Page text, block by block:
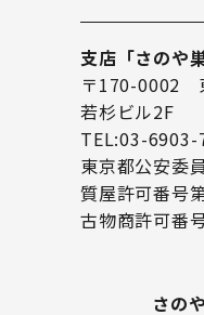
支店「さのや
〒170-0002
若杉ビル2F
TEL:03-6903-
東京都公安委
質屋許可番号
古物商許可番
さの